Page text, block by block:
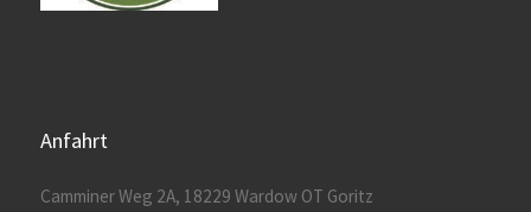
Anfahrt
Camminer Weg 2A, 18229 Wardow OT Goritz